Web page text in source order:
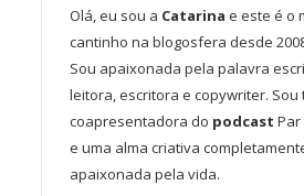
Olá, eu sou a Catarina e este é o
cantinho na blogosfera desde
Sou apaixonada pela palavra
leitora, escritora e copywriter. Sou
coapresentadora do podcast Par
e uma alma criativa
apaixonada pela vida.